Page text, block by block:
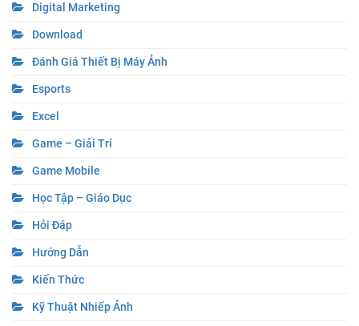
Digital Marketing
Download
Đánh Giá Thiết Bị Máy Ảnh
Esports
Excel
Game – Giải Trí
Game Mobile
Học Tập – Giáo Dục
Hỏi Đáp
Hướng Dẫn
Kiến Thức
Kỹ Thuật Nhiếp Ảnh